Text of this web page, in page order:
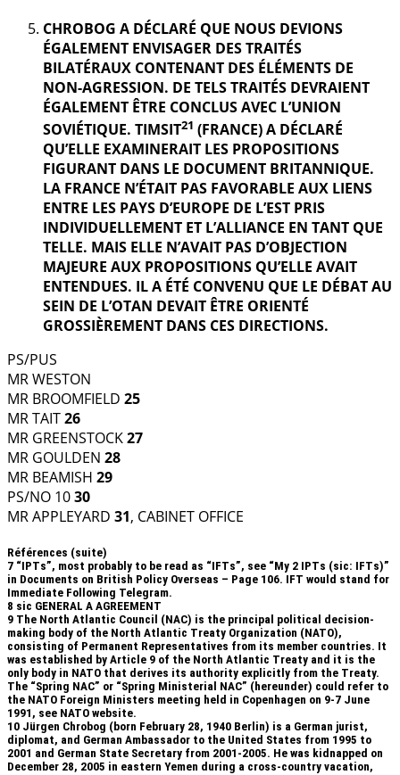
CHROBOG A DÉCLARÉ QUE NOUS DEVIONS
ÉGALEMENT ENVISAGER DES TRAITÉS
BILATÉRAUX CONTENANT DES ÉLÉMENTS DE
NON-AGRESSION. DE TELS TRAITÉS DEVRAIENT
ÉGALEMENT ÊTRE CONCLUS AVEC L’UNION
SOVIÉTIQUE. TIMSIT21 (FRANCE) A DÉCLARÉ
QU’ELLE EXAMINERAIT LES PROPOSITIONS
FIGURANT DANS LE DOCUMENT BRITANNIQUE.
LA FRANCE N’ÉTAIT PAS FAVORABLE AUX LIENS
ENTRE LES PAYS D’EUROPE DE L’EST PRIS
INDIVIDUELLEMENT ET L’ALLIANCE EN TANT QUE
TELLE. MAIS ELLE N’AVAIT PAS D’OBJECTION
MAJEURE AUX PROPOSITIONS QU’ELLE AVAIT
ENTENDUES. IL A ÉTÉ CONVENU QUE LE DÉBAT AU
SEIN DE L’OTAN DEVAIT ÊTRE ORIENTÉ
GROSSIÈREMENT DANS CES DIRECTIONS.
PS/PUS
MR WESTON
MR BROOMFIELD 25
MR TAIT26
MR GREENSTOCK27
MR GOULDEN 28
MR BEAMISH 29
PS/NO 1030
MR APPLEYARD 31, CABINET OFFICE
Références (suite)
7 “IPTs”, most probably to be read as “IFTs”, see “My 2 IPTs (sic: IFTs)”
in Documents on British Policy Overseas – Page 106. IFT would stand for
Immediate Following Telegram.
8 sic GENERAL A AGREEMENT
9 The North Atlantic Council (NAC) is the principal political decision-
making body of the North Atlantic Treaty Organization (NATO),
consisting of Permanent Representatives from its member countries. It
was established by Article 9 of the North Atlantic Treaty and it is the
only body in NATO that derives its authority explicitly from the Treaty.
The “Spring NAC” or “Spring Ministerial NAC” (hereunder) could refer to
the NATO Foreign Ministers meeting held in Copenhagen on 9-7 June
1991, see NATO website.
10 Jürgen Chrobog (born February 28, 1940 Berlin) is a German jurist,
diplomat, and German Ambassador to the United States from 1995 to
2001 and German State Secretary from 2001-2005. He was kidnapped on
December 28, 2005 in eastern Yemen during a cross-country vacation,